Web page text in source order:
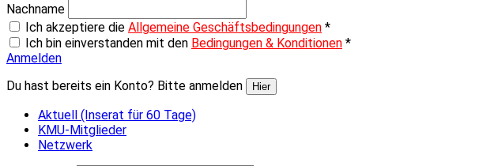
Nachname
Ich akzeptiere die Allgemeine Geschäftsbedingungen *
Ich bin einverstanden mit den Bedingungen & Konditionen *
Anmelden
Du hast bereits ein Konto? Bitte anmelden
Hier
Aktuell (Inserat für 60 Tage)
KMU-Mitglieder
Netzwerk